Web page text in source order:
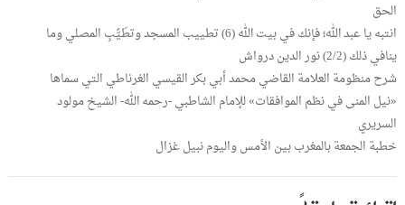
الحق
انتبه يا عبد الله؛ فإنك في بيت الله (6) تطييب المسجد وتطَيُّبِ المصلي وما
ينافي ذلك (2/2) نور الدين درواش
شرح منظومة العلامة القاضي محمد أبي بكر القيسي الغرناطي التي سماها
«نيل المنى في نظم الموافقات» للإمام الشاطبي -رحمه الله- الشيخ مولود
السريري
خطبة الجمعة بالمغرب بين الأمس واليوم نبيل غزال